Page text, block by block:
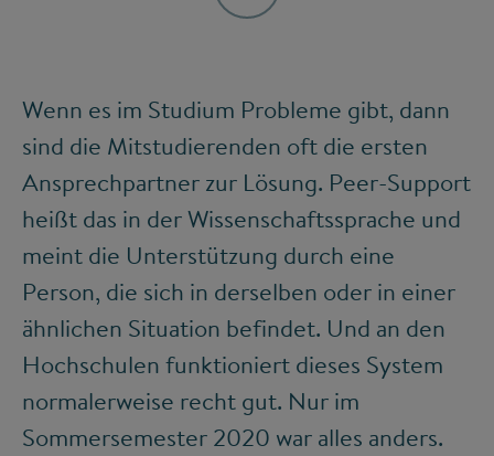
Wenn es im Studium Probleme gibt, dann
sind die Mitstudierenden oft die ersten
Ansprechpartner zur Lösung. Peer-Support
heißt das in der Wissenschaftssprache und
meint die Unterstützung durch eine
Person, die sich in derselben oder in einer
ähnlichen Situation befindet. Und an den
Hochschulen funktioniert dieses System
normalerweise recht gut. Nur im
Sommersemester 2020 war alles anders.